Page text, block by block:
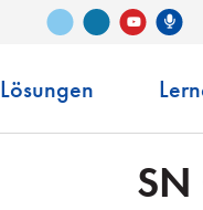
Vimeo LinkedInYouTube
Lösungen